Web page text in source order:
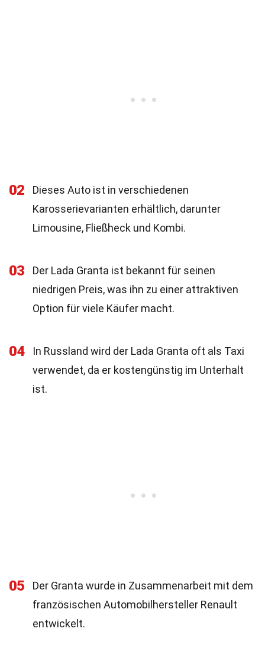
02
Dieses Auto ist in verschiedenen
Karosserievarianten erhältlich, darunter
Limousine, Fließheck und Kombi.
03
Der Lada Granta ist bekannt für seinen
niedrigen Preis, was ihn zu einer attraktiven
Option für viele Käufer macht.
04
In Russland wird der Lada Granta oft als Taxi
verwendet, da er kostengünstig im Unterhalt
ist.
05
Der Granta wurde in Zusammenarbeit mit dem
französischen Automobilhersteller Renault
entwickelt.